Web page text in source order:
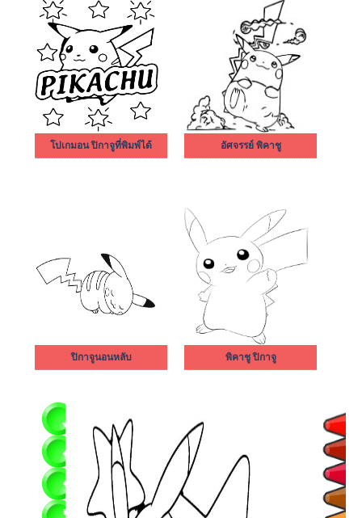
โปเกมอน ปิกาจูที่พิมพ์ได้ อัศจรรย์ พิคาชู
ปิกาจูนอนหลับ พิคาชู ปิกาจู